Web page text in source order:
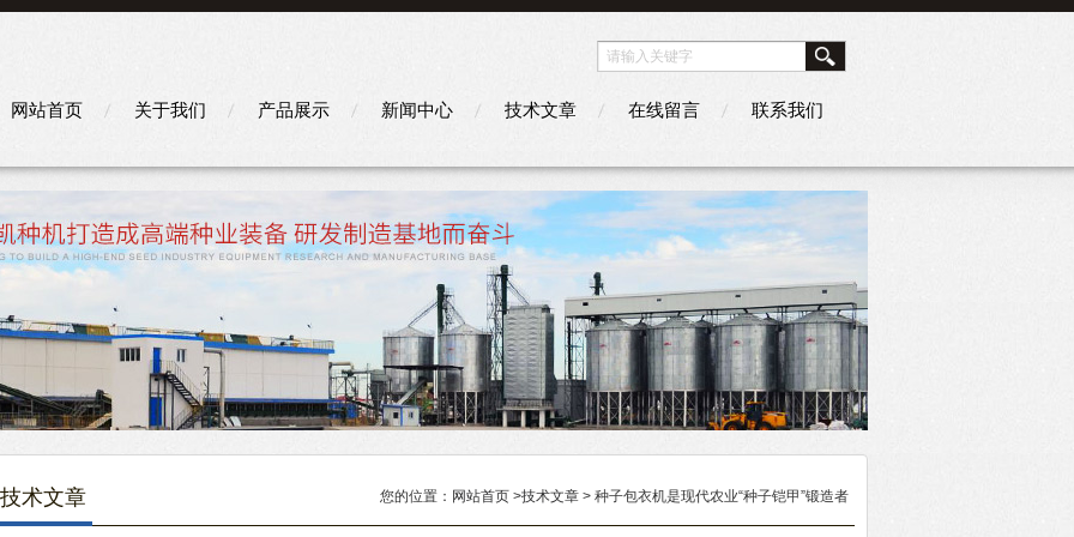
网站首页 关于我们 产品展示 新闻中心 技术文章 在线留言 联系我们
技术文章 您的位置： 网站首页 >技术文章 > 种子包衣机是现代农业“种子铠甲”锻造者